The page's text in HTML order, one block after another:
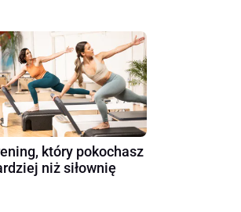
który pokochasz
niż siłownię